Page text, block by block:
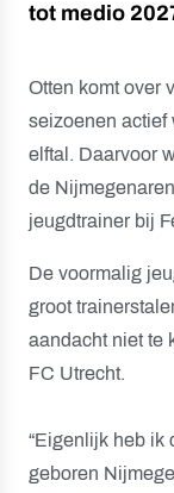
tot medio
Otten komt over
seizoenen actief
elftal. Daarvoor
de
jeugdtrainer bij
De voormalig
groot
aandacht niet te
FC Utrecht.
“Eigenlijk heb ik
geboren